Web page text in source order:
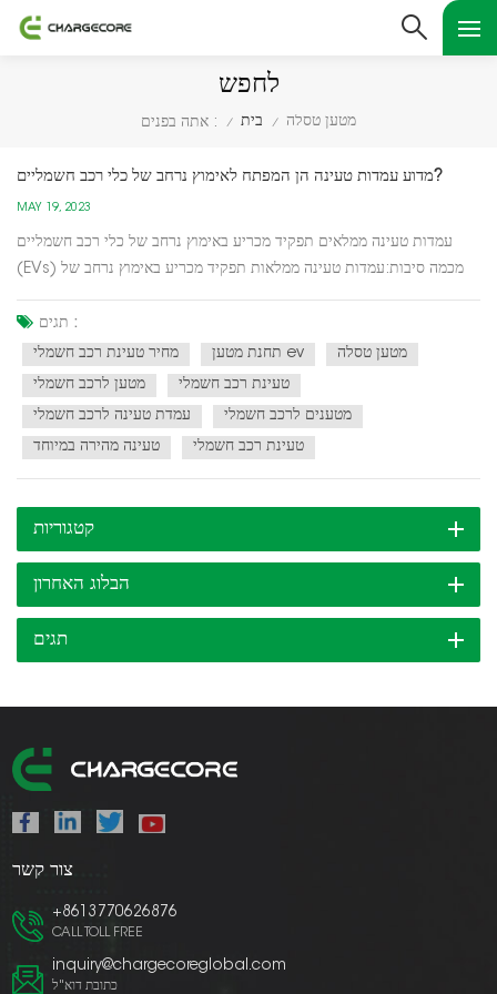
לחפש
אתה בפנים : / בית / מטען טסלה
מדוע עמדות טעינה הן המפתח לאימוץ נרחב של כלי רכב חשמליים?
MAY 19, 2023
עמדות טעינה ממלאים תפקיד מכריע באימוץ נרחב של כלי רכב חשמליים
(EVs) מכמה סיבות:עמדות טעינה ממלאות תפקיד מכריע באימוץ נרחב של
מקלות על חרדת טווח, שהיא הפחד שכוח הסוללה נגמר בזמן נהיגה. עם
תגים :
מחיר טעינת רכב חשמלי
תחנת מטען ev
מטען טסלה
מטען לרכב חשמלי
טעינת רכב חשמלי
עמדת טעינה לרכב חשמלי
מטענים לרכב חשמלי
טעינה מהירה במיוחד
טעינת רכב חשמלי
קטגוריות
הבלוג האחרון
תגים
צור קשר
+8613770626876
CALL TOLL FREE
inquiry@chargecoreglobal.com
כתובת דוא"ל